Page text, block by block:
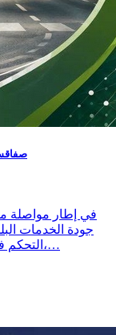
صفاقس
في إطار مواصلة
جودة الخدمات
التحكم في منظومة الإنارة العمومية الذكية ببلدية العين،…